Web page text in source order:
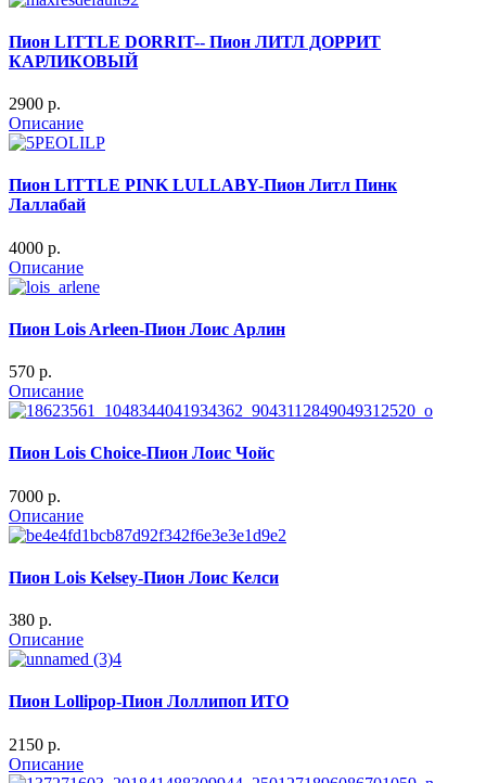
Пион LITTLE DORRIT-- Пион ЛИТЛ ДОРРИТ
КАРЛИКОВЫЙ
2900 p.
Описание
Пион LITTLE PINK LULLABY-Пион Литл Пинк
Лаллабай
4000 p.
Описание
Пион Lois Arleen-Пион Лоис Арлин
570 p.
Описание
Пион Lois Choice-Пион Лоис Чойс
7000 p.
Описание
Пион Lois Kelsey-Пион Лоис Келси
380 p.
Описание
Пион Lollipop-Пион Лоллипоп ИТО
2150 p.
Описание